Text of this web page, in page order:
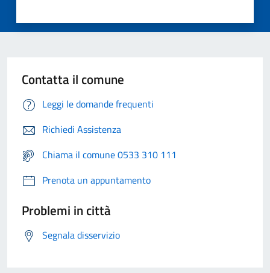
Contatta il comune
Leggi le domande frequenti
Richiedi Assistenza
Chiama il comune 0533 310 111
Prenota un appuntamento
Problemi in città
Segnala disservizio